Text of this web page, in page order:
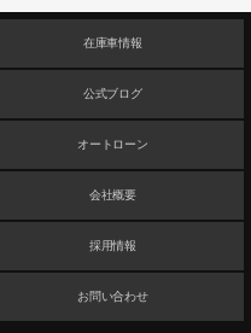
在庫車情報
公式ブログ
オートローン
会社概要
採用情報
お問い合わせ